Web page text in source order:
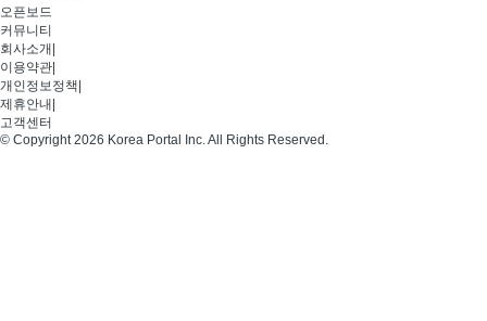
오픈보드
커뮤니티
회사소개
이용약관
개인정보정책
제휴안내
고객센터
© Copyright 2026 Korea Portal Inc. All Rights Reserved.